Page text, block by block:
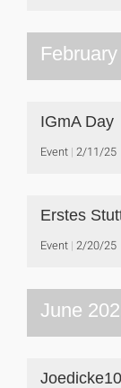
IGmA Day
Event 2/11/25
Erstes
Event 2/20/25
June